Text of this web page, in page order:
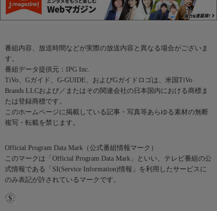
番組内容、放送時間などが実際の放送内容と異なる場合がございま
す。
番組データ提供元：IPG Inc.
TiVo、Gガイド、G-GUIDE、およびGガイドロゴは、米国TiVo
Brands LLCおよび／またはその関連会社の日本国内における商標ま
たは登録商標です。
このホームページに掲載している記事・写真等あらゆる素材の無断
複写・転載を禁じます。
Official Program Data Mark（公式番組情報マーク）
このマークは「Official Program Data Mark」といい、テレビ番組の公
式情報である「SI(Service Information)情報」を利用したサービスに
のみ表記が許されているマークです。